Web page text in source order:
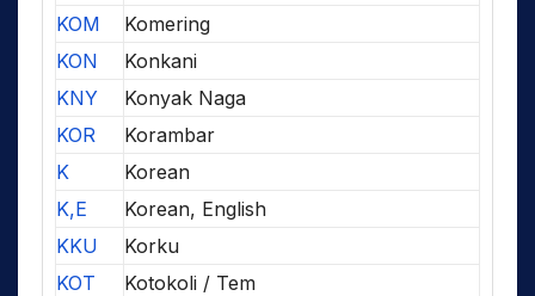
KOM
Komering
KON
Konkani
KNY
Konyak Naga
KOR
Korambar
K
Korean
K,E
Korean, English
KKU
Korku
KOT
Kotokoli / Tem